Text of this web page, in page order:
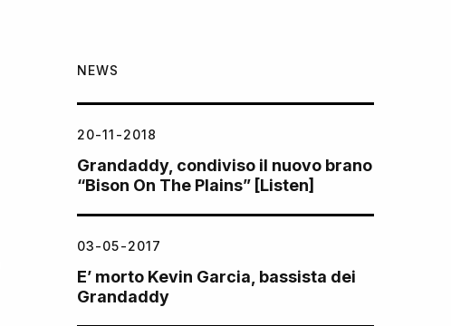
NEWS
20-11-2018
Grandaddy, condiviso il nuovo brano
“Bison On The Plains” [Listen]
03-05-2017
E’ morto Kevin Garcia, bassista dei
Grandaddy